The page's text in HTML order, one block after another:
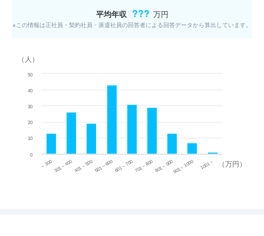
平均年収 ??? 万円
※この情報は正社員・契約社員・派遣社員の回答者による回答データから算出しています。
（万円）
（人）
~ 300 301 ~ 400 401 ~ 500501 ~ 600601 ~ 700701 ~ 800801 ~ 900901 ~ 1000 1001 ~
0
10
20
30
40
50